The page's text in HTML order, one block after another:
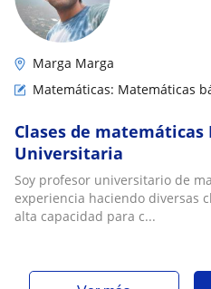
Marga Marga
Matemáticas: Matemáticas
Clases de matemáticas
Universitaria
Soy profesor universitario de
experiencia haciendo diversas
alta capacidad para c...